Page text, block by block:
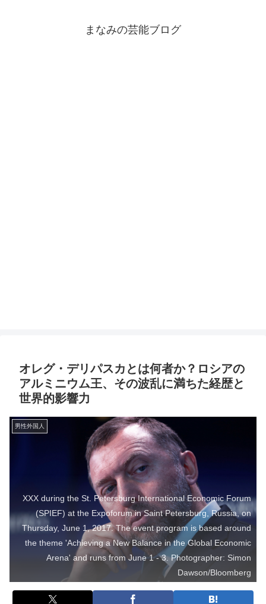
まなみの芸能ブログ
オレグ・デリパスカとは何者か？ロシアの
アルミニウム王、その波乱に満ちた経歴と
世界的影響力
男性外国人
XXX during the St. Petersburg International Economic Forum
(SPIEF) at the Expoforum in Saint Petersburg, Russia, on
Thursday, June 1, 2017. The event program is based around
the theme 'Achieving a New Balance in the Global Economic
Arena' and runs from June 1 - 3. Photographer: Simon
Dawson/Bloomberg